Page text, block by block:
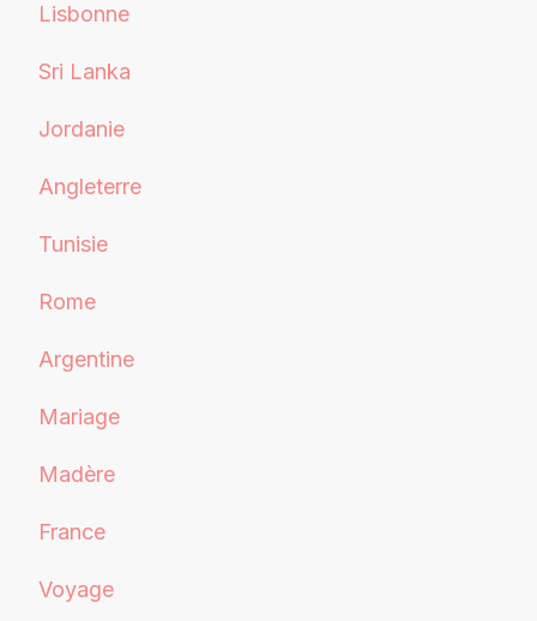
Lisbonne
Sri Lanka
Jordanie
Angleterre
Tunisie
Rome
Argentine
Mariage
Madère
France
Voyage